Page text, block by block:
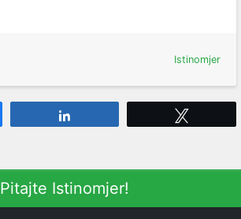
Istinomjer
Pitajte Istinomjer!